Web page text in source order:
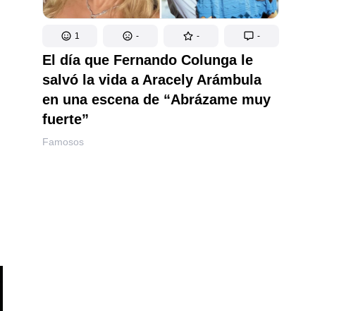
1 - - -
El día que Fernando Colunga le
salvó la vida a Aracely Arámbula
en una escena de “Abrázame muy
fuerte”
Famosos